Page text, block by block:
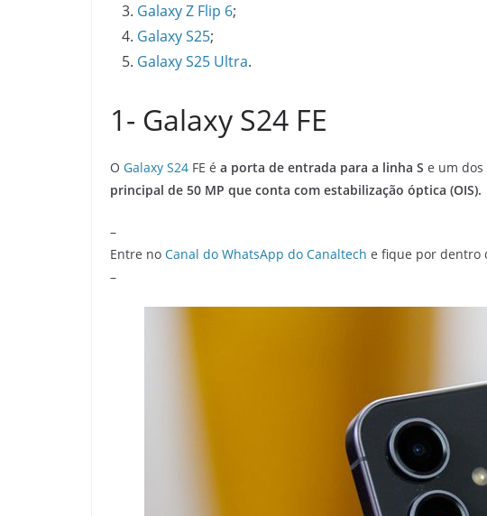
Galaxy Z Flip 6;
Galaxy S25;
Galaxy S25 Ultra.
1- Galaxy S24 FE
O Galaxy S24 FE é a porta de entrada para a linha S e um
principal de 50 MP que conta com estabilização óptica (OIS).
–
Entre no Canal do WhatsApp do Canaltech e fique por dentro
–